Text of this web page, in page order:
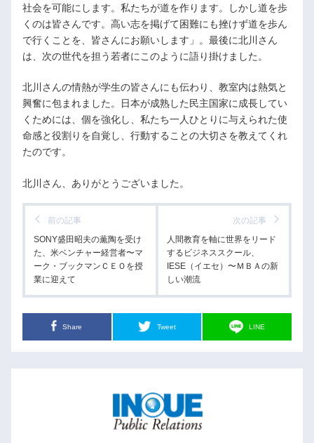
社会を可能にします。私たちが道を作ります。しかし道を歩
くのは皆さんです。高い志を掲げて困難にも挫けず道を歩ん
で行くことを、皆さんにお願いします」。最後に北川さん
は、次の世代を担う若者にこのように語り掛けました。
北川さんの情熱が学生の皆さんにも伝わり、教室内は熱気と
興奮に包まれました。日本が成熟した民主国家に成長してい
くためには、個を強化し、私たち一人ひとりに与えられた使
命感と役割りを自覚し、行動することの大切さを教えてくれ
たのです。
北川さん、ありがとうございました。
前の記事
SONY盛田昭夫の薫陶を受け
た、米ベンチャー経営者〜マ
ーク・ブックマンＣＥＯを授
業に迎えて
次の記事
人間教育を軸に世界をリード
するビジネススクール、
IESE（イエセ）〜ＭＢＡの新
しい潮流
Share Tweet LINE